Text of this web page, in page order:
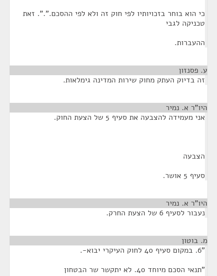
כי הוא בוחר בזכויותיו לפי חוק זה ולא לפי ההסכם.".". זאת
טכניקה לגבי
ההעברות.
ע. פסנזון
זה בדיוק העתק מחוק שירות המדינה גימלאות.
היו"ר א. נמיר
אני מעמידה להצבעה את סעיף 5 של הצעת החוק.
הצבעה
סעיף 5 אושר.
היו"ר א. נמיר
נעבור לסעיף 6 של הצעת החרק.
מ. בוטון
"6. במקום סעיף 40 לחוק העיקרי יבוא-.
"תנאי הסכם מיוחד 40. לא יתקשר שר הבטחון